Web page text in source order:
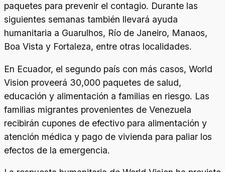
paquetes para prevenir el contagio. Durante las
siguientes semanas también llevará ayuda
humanitaria a Guarulhos, Río de Janeiro, Manaos,
Boa Vista y Fortaleza, entre otras localidades.
En Ecuador, el segundo país con más casos, World
Vision proveerá 30,000 paquetes de salud,
educación y alimentación a familias en riesgo. Las
familias migrantes provenientes de Venezuela
recibirán cupones de efectivo para alimentación y
atención médica y pago de vivienda para paliar los
efectos de la emergencia.